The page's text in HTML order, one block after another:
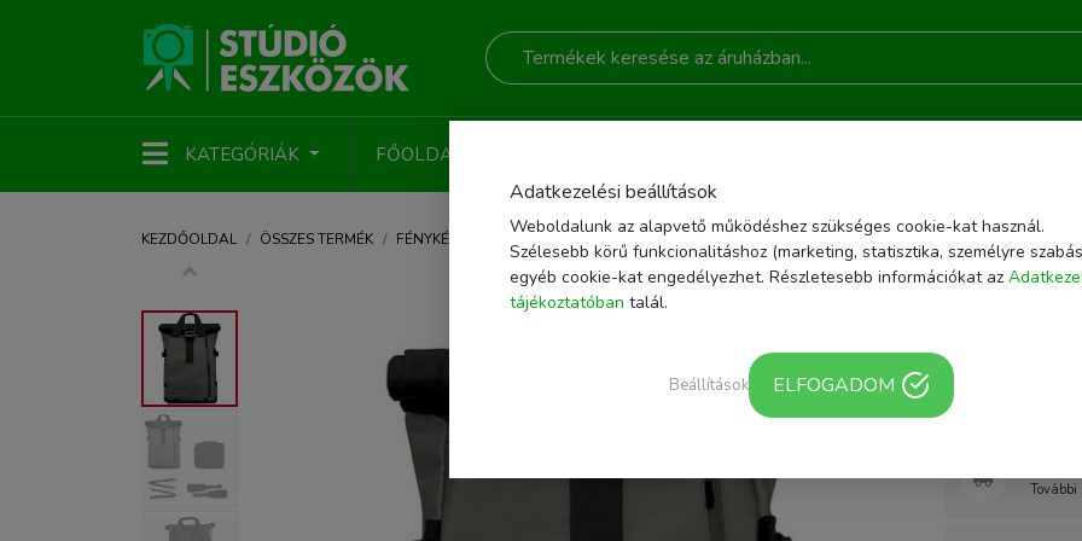
KATEGÓRIÁK FŐOLDAL
KEZDŐOLDAL ÖSSZES TERMÉK FÉNYKÉPEZŐ KIEGÉSZÍTŐK FÉNYKÉPEZŐ TÁSKA, HÁTIZSÁK WANDRD PRVKE 31 PHOTO
Cikkszám: PK31-
V2 zöld
További
Adatkezelési beállítások
Weboldalunk az alapvető működéshez szükséges cookie-kat használ.
Szélesebb körű funkcionalitáshoz (marketing, statisztika, személyre
egyéb cookie-kat engedélyezhet. Részletesebb információkat az
tájékoztatóban talál.
Beállítások ELFOGADOM